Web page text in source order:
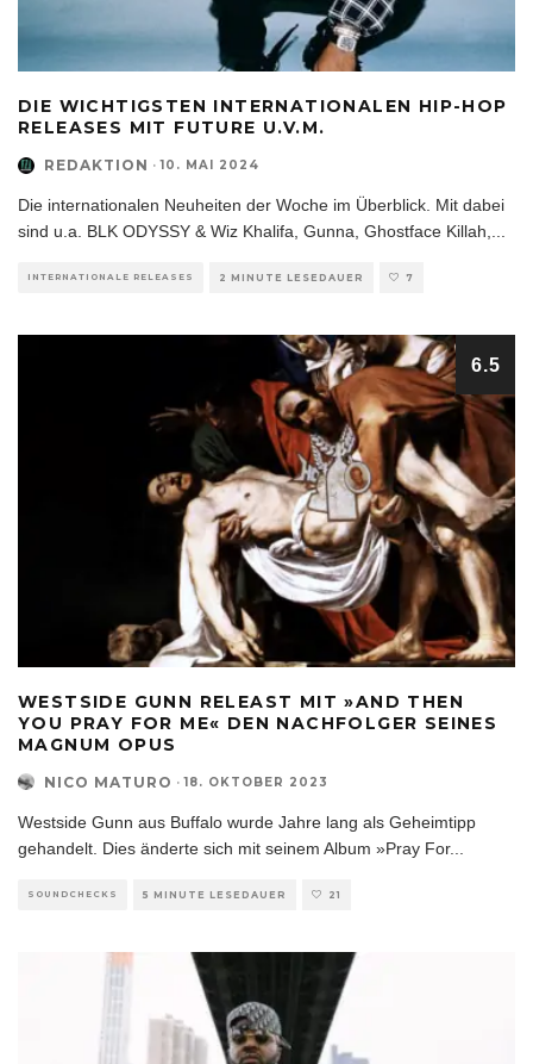
DIE WICHTIGSTEN INTERNATIONALEN HIP-HOP
RELEASES MIT FUTURE U.V.M.
REDAKTION · 10. MAI 2024
Die internationalen Neuheiten der Woche im Überblick. Mit dabei
sind u.a. BLK ODYSSY & Wiz Khalifa, Gunna, Ghostface Killah,...
INTERNATIONALE RELEASES 2 MINUTE LESEDAUER 7
6.5
WESTSIDE GUNN RELEAST MIT »AND THEN
YOU PRAY FOR ME« DEN NACHFOLGER SEINES
MAGNUM OPUS
NICO MATURO · 18. OKTOBER 2023
Westside Gunn aus Buffalo wurde Jahre lang als Geheimtipp
gehandelt. Dies änderte sich mit seinem Album »Pray For...
SOUNDCHECKS 5 MINUTE LESEDAUER 21